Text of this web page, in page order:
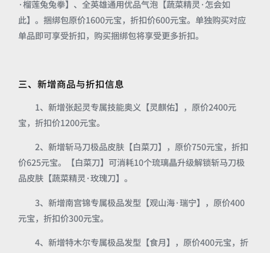
·榴莲兔兔拳】、全英雄通用优品气泡【蔬菜精灵·怎会如
此】。捆绑包原价1600元宝，折扣价600元宝。单独购买对应
单品即可享受折扣，购买捆绑包将享受更多折扣。
三、新增商品与折扣信息
1、新增张起灵专属技能奥义【灵麒佑】，原价2400元
宝，折扣价1200元宝。
2、新增斩马刀极品皮肤【白菜刀】，原价750元宝，折扣
价625元宝。【白菜刀】可消耗10个琉璃晶升级解锁斩马刀极
品皮肤【蔬菜精灵·玫瑰刀】。
3、新增南宫锦专属极品发型【观山海·瑞宁】，原价400
元宝，折扣价300元宝。
4、新增特木尔专属极品发型【食月】，原价400元宝，折